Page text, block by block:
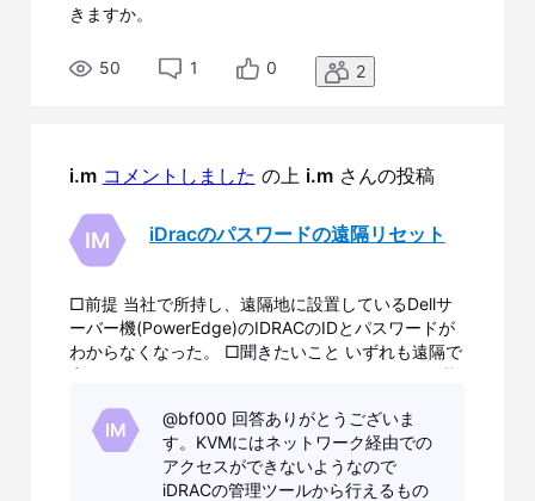
きますか。
50 1 0 2
i.m コメントしました の上 i.m さんの投稿
IM iDracのパスワードの遠隔リセット
□前提 当社で所持し、遠隔地に設置しているDellサ
ーバー機(PowerEdge)のIDRACのIDとパスワードが
わからなくなった。 □聞きたいこと いずれも遠隔で
実行したいです。 ID及びパスワードがわからない状
ワード及びIDのリセット方法
IM
@bf000​ 回答ありがとうございま
す。KVMにはネットワーク経由での
アクセスができないようなので
iDRACの管理ツールから行えるもの